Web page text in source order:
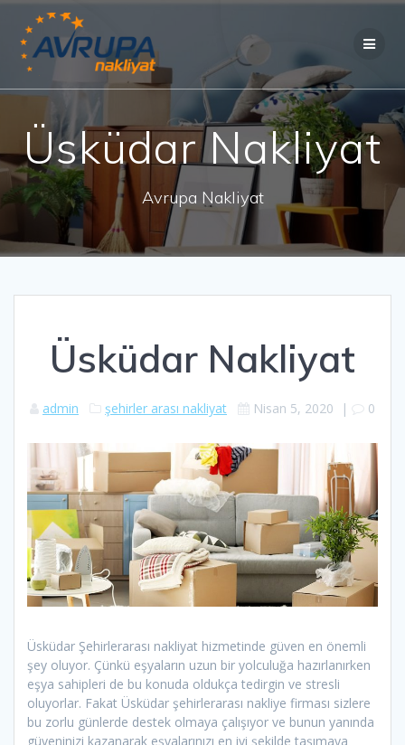
Üsküdar Nakliyat
Avrupa Nakliyat
Üsküdar Nakliyat
admin şehirler arası nakliyat Nisan 5, 2020 | 0
Üsküdar Şehirlerarası nakliyat hizmetinde güven en önemli
şey oluyor. Çünkü eşyaların uzun bir yolculuğa hazırlanırken
eşya sahipleri de bu konuda oldukça tedirgin ve stresli
oluyorlar. Fakat Üsküdar şehirlerarası nakliye firması sizlere
bu zorlu günlerde destek olmaya çalışıyor ve bunun yanında
güveninizi kazanarak eşyalarınızı en iyi şekilde taşımaya